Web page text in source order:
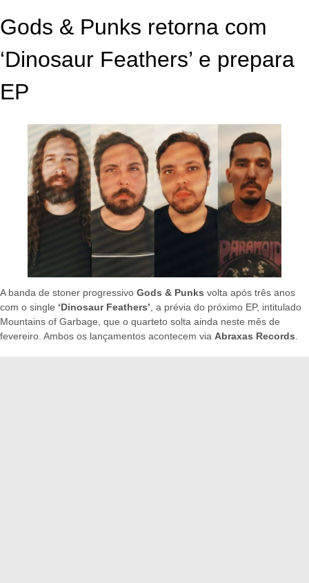
Gods & Punks retorna com
‘Dinosaur Feathers’ e prepara
EP
A banda de stoner progressivo Gods & Punks volta após três anos
com o single ‘Dinosaur Feathers’, a prévia do próximo EP, intitulado
Mountains of Garbage, que o quarteto solta ainda neste mês de
fevereiro. Ambos os lançamentos acontecem via Abraxas Records.